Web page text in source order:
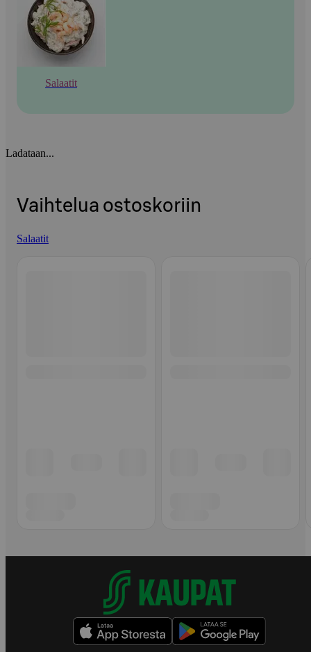
Salaatit
Ladataan...
Vaihtelua ostoskoriin
Salaatit